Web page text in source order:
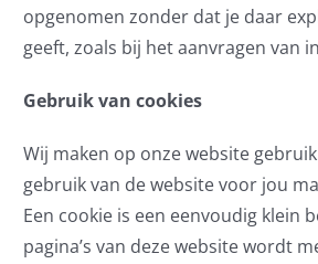
opgenomen zonder dat je daar
geeft, zoals bij het aanvragen van
Gebruik van cookies
Wij maken op onze website
gebruik van de website voor jou
Een cookie is een eenvoudig klein
pagina’s van deze website wordt